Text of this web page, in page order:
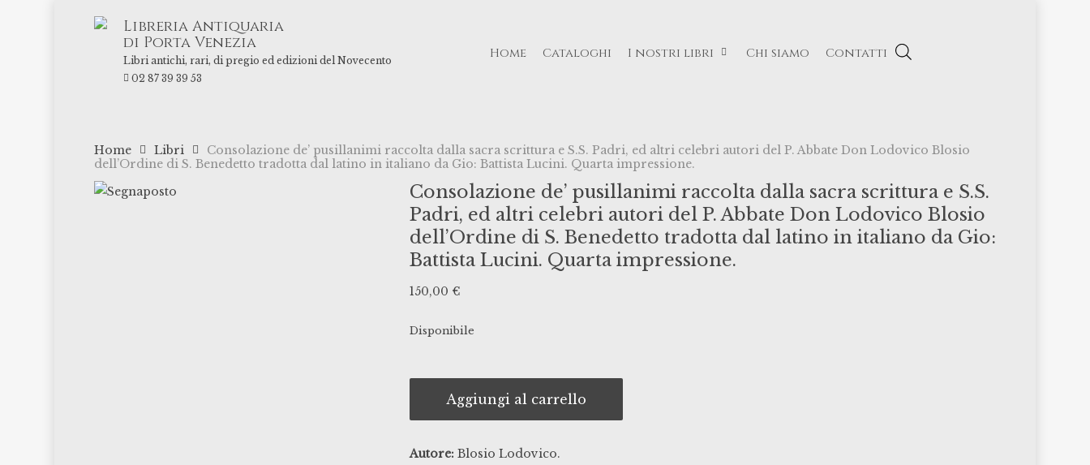
Libreria Antiquaria
di Porta Venezia
Libri antichi, rari, di pregio ed edizioni del Novecento
02 87 39 39 53
Home Cataloghi I nostri libri Chi siamo Contatti
Home Libri
Consolazione de’ pusillanimi raccolta dalla sacra scrittura e S.S. Padri, ed altri celebri autori del P. Abbate Don Lodovico Blosio
dell’Ordine di S. Benedetto tradotta dal latino in italiano da Gio: Battista Lucini. Quarta impressione.
Consolazione de’ pusillanimi raccolta dalla sacra scrittura e S.S.
Padri, ed altri celebri autori del P. Abbate Don Lodovico Blosio
dell’Ordine di S. Benedetto tradotta dal latino in italiano da Gio:
Battista Lucini. Quarta impressione.
150,00 €
Disponibile
Aggiungi al carrello
Autore: Blosio Lodovico.